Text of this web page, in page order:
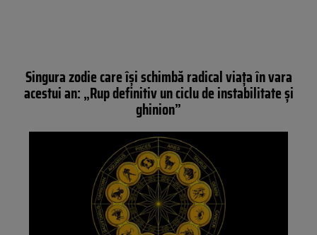
Singura zodie care își schimbă radical viața în vara
acestui an: „Rup definitiv un ciclu de instabilitate și
ghinion”